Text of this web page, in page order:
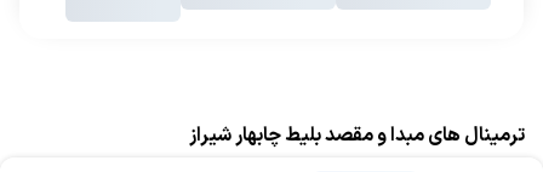
ترمینال های مبدا و مقصد بلیط چابهار شیراز